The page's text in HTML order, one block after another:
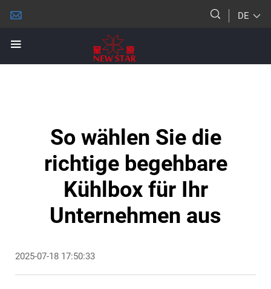
DE
So wählen Sie die
richtige begehbare
Kühlbox für Ihr
Unternehmen aus
2025-07-18 17:50:33